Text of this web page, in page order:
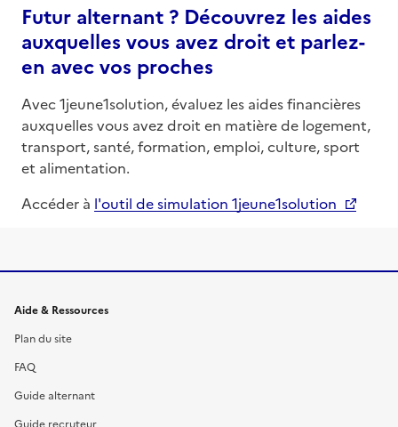
Futur alternant ? Découvrez les aides
auxquelles vous avez droit et parlez-
en avec vos proches
Avec 1jeune1solution, évaluez les aides financières
auxquelles vous avez droit en matière de logement,
transport, santé, formation, emploi, culture, sport
et alimentation.
Accéder à l'outil de simulation 1jeune1solution
Informations et liens du site
Aide & Ressources
Plan du site
FAQ
Guide alternant
Guide recruteur